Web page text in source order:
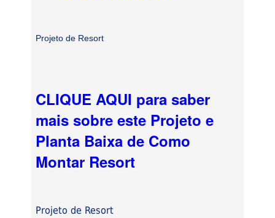
Projeto de Resort
CLIQUE AQUI para saber
mais sobre este Projeto e
Planta Baixa de Como
Montar Resort
Projeto de Resort